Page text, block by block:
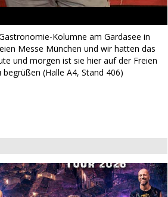
Kolumne am Gardasee in
Messe München und wir hatten das
und morgen ist sie hier auf der Freien
(Halle A4, Stand 406)